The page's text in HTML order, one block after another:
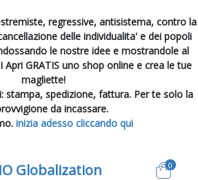
regressive, antisistema, contro la
delle individualita' e dei popoli
le nostre idee e mostrandole al
Apri GRATIS uno shop online e crea le tue
magliette!
stampa, spedizione, fattura. Per te solo la
da incassare.
inizia adesso cliccando qui
Globalization 0